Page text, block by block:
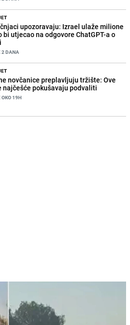
upozoravaju: Izrael ulaže milione
bi utjecao na odgovore ChatGPT-a o
2 DANA
novčanice preplavljuju tržište: Ove
najčešće pokušavaju podvaliti
OKO 19H